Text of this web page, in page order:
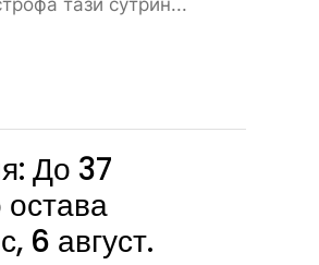
тази сутрин...
До 37
остава
6 август.